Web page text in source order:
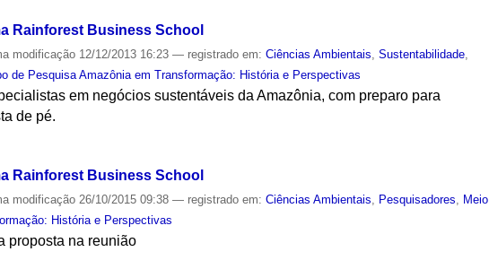
Rainforest Business School
modificação 12/12/2013 16:23— registrado em:Ciências Ambientais,Sustentabilidade,
de Pesquisa Amazônia em Transformação: História e Perspectivas
em negócios sustentáveis da Amazônia, com preparo para
de pé.
Rainforest Business School
modificação 26/10/2015 09:38— registrado em:Ciências Ambientais, Pesquisadores, Meio
História e Perspectivas
proposta na reunião